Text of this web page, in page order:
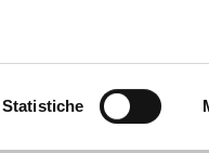
Statistiche
SCUOLE